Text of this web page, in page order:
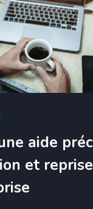
ENTREPRISE
aide
et reprise